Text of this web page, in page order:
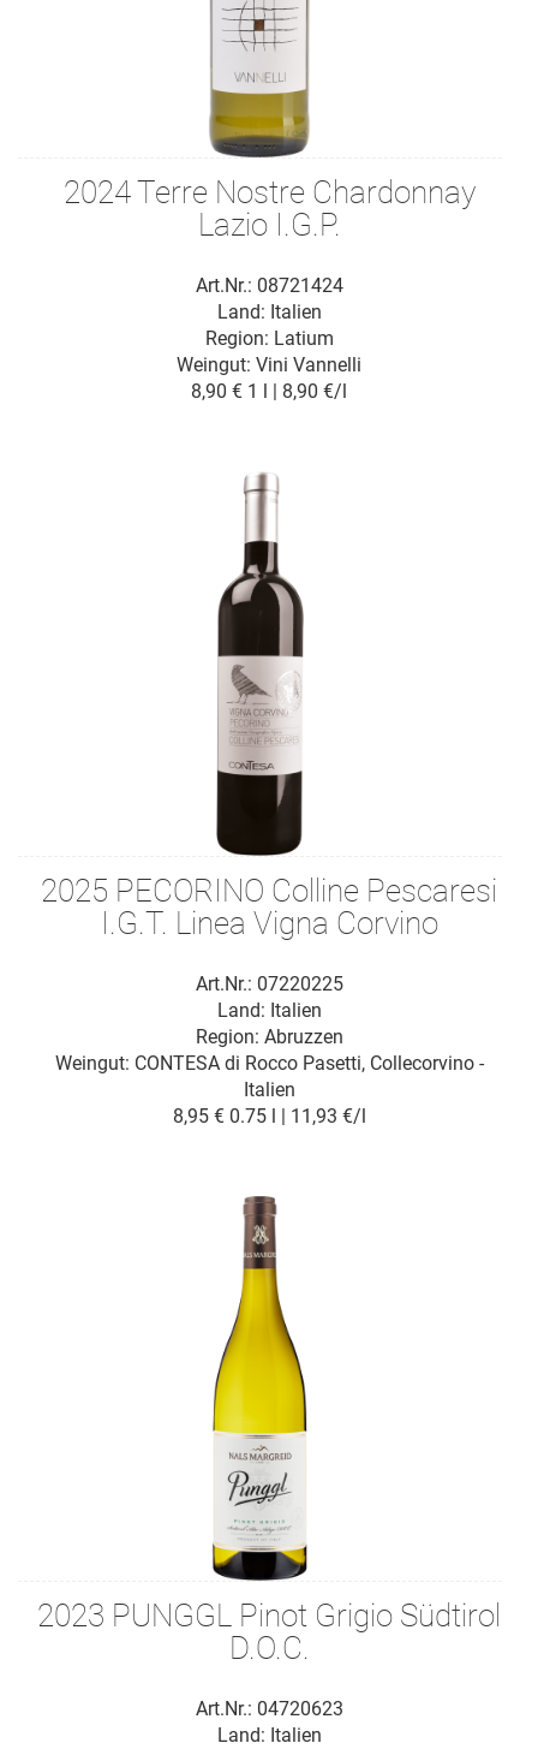
2024 Terre Nostre Chardonnay
Lazio I.G.P.
Art.Nr.: 08721424
Region: Latium
Land: Italien
Weingut:Vini Vannelli
8,90 € 1 l | 8,90 €/l
2025 PECORINO Colline Pescaresi
I.G.T. Linea Vigna Corvino
Art.Nr.: 07220225
Land: Italien
Region: Abruzzen
Weingut: CONTESA di Rocco Pasetti, Collecorvino -
Italien
8,95 € 0.75 l | 11,93 €/l
2023 PUNGGL Pinot Grigio Südtirol
D.O.C.
Art.Nr.: 04720623
Land: Italien